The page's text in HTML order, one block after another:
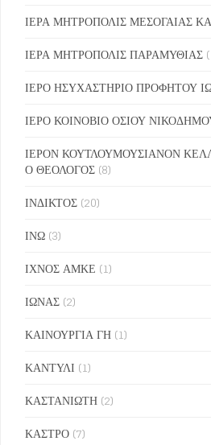
ΙΕΡΑ ΜΗΤΡΟΠΟΛΙΣ ΜΕΣΟΓΑΙΑΣ
ΙΕΡΑ ΜΗΤΡΟΠΟΛΙΣ ΠΑΡΑΜΥΘΙΑΣ
ΙΕΡΟ ΗΣΥΧΑΣΤΗΡΙΟ ΠΡΟΦΗΤΟΥ
ΙΕΡΟ ΚΟΙΝΟΒΙΟ ΟΣΙΟΥ
ΙΕΡΟΝ ΚΟΥΤΛΟΥΜΟΥΣΙΑΝΟΝ
Ο ΘΕΟΛΟΓΟΣ (8)
ΙΝΔΙΚΤΟΣ (20)
ΙΝΩ (3)
ΙΧΝΟΣ ΑΜΚΕ (1)
ΙΩΝΑΣ (2)
ΚΑΙΝΟΥΡΓΙΑ ΓΗ (1)
ΚΑΝΤΥΛΙ (1)
ΚΑΣΤΑΝΙΩΤΗ (2)
ΚΑΣΤΡΟ (7)